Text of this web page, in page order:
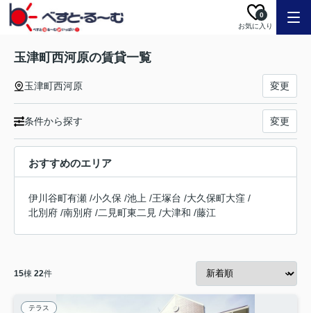
お気に入り
0
玉津町西河原の賃貸一覧
玉津町西河原 変更
条件から探す 変更
おすすめのエリア
伊川谷町有瀬 /小久保 /池上 /王塚台 /大久保町大窪 /
北別府 /南別府 /二見町東二見 /大津和 /藤江
15棟 22件
テラス